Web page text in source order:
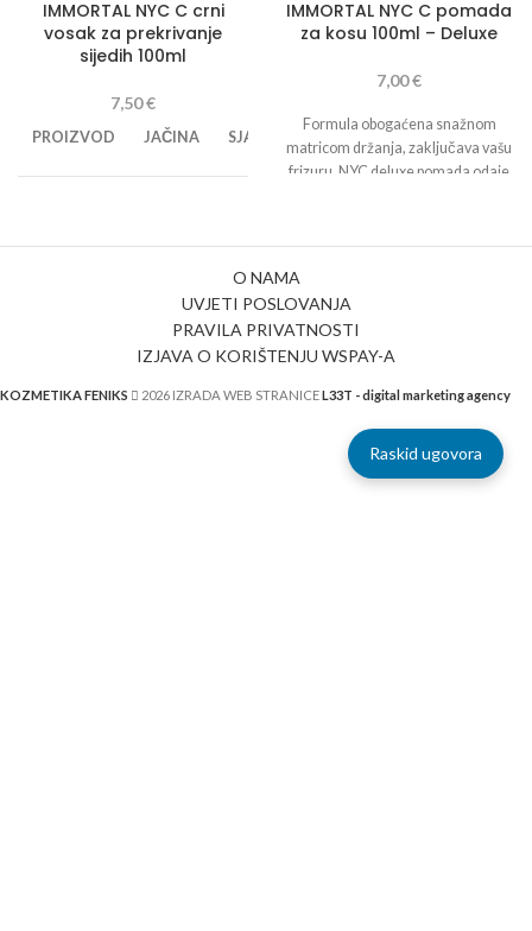
IMMORTAL NYC C crni
vosak za prekrivanje
sijedih 100ml
7,50€
PROIZVOD JAČINA SJAJ
VODENA
BAZA
IMMORTAL crni vosak za kosu za
prekrivanje sijede kose. Svojim
kremastim sadržajem omogućuje
ispiranje. Pogodan za nanošenje na
IMMORTAL NYC C pomada
za kosu 100ml – Deluxe
7,00€
Formula obogaćena snažnom
matricom držanja, zaključava vašu
frizuru. NYC deluxe pomada odaje
ostavlja tragove na površini kose.
O NAMA
UVJETI POSLOVANJA
PRAVILA PRIVATNOSTI
IZJAVA O KORIŠTENJU WSPAY-A
KOZMETIKA FENIKS 2026 IZRADA WEB STRANICEL33T - digital marketing agency
Raskid ugovora